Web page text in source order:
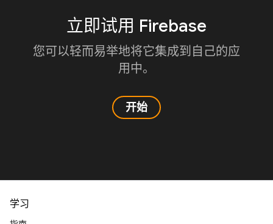
立即试用 Firebase
您可以轻而易举地将它集成到自己的应
用中。
开始
学习